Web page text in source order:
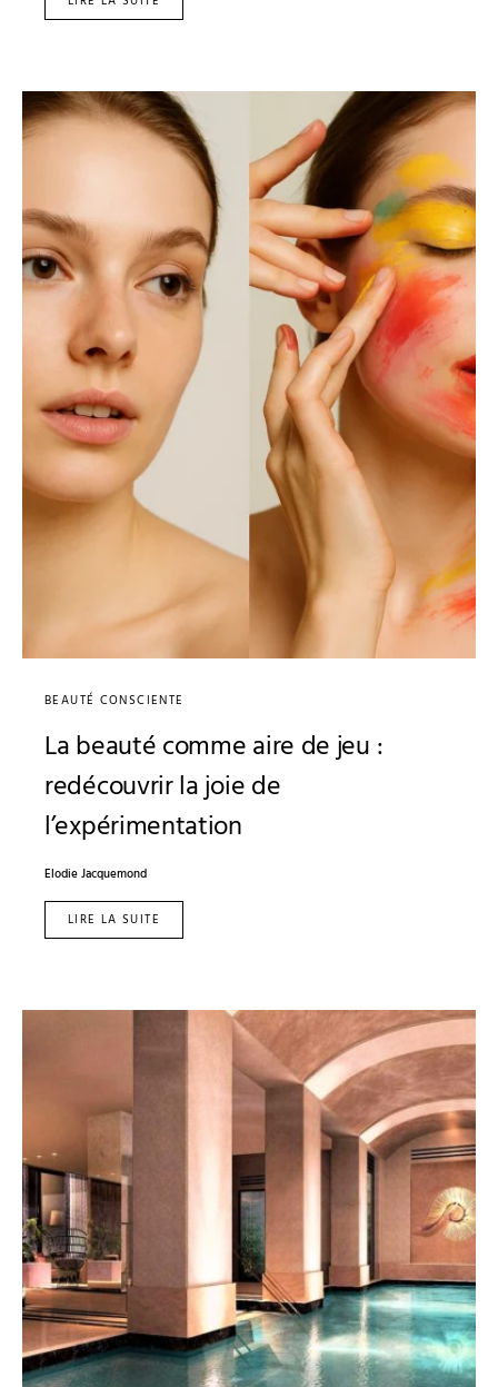
BEAUTÉ CONSCIENTE
La beauté comme aire de jeu :
redécouvrir la joie de
l’expérimentation
Elodie Jacquemond
LIRE LA SUITE